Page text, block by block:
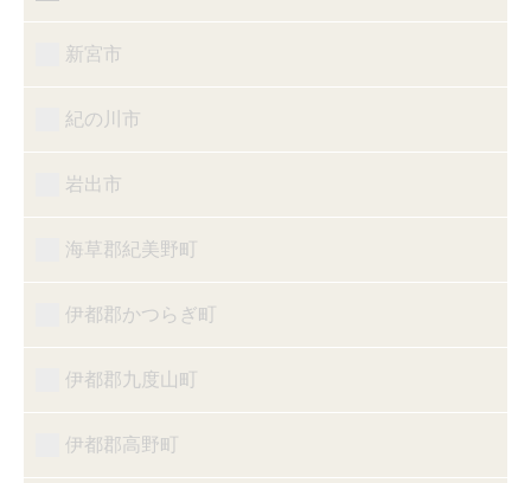
新宮市
紀の川市
岩出市
海草郡紀美野町
伊都郡かつらぎ町
伊都郡九度山町
伊都郡高野町